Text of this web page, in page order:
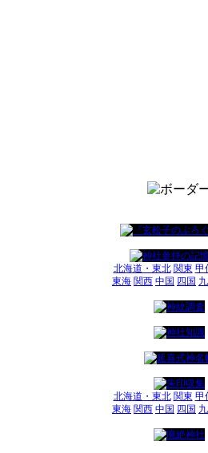
北海道・東北 関東 甲
東海 関西 中国 四国
北海道・東北 関東 甲
東海 関西 中国 四国